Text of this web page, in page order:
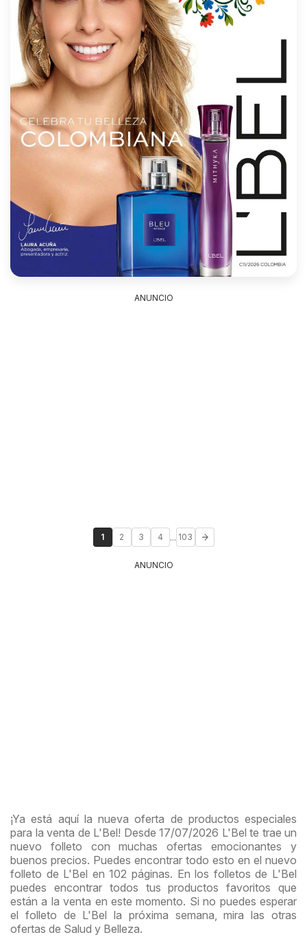
ANUNCIO
1 2 3 4 ... 103
ANUNCIO
¡Ya está aquí la nueva oferta de productos especiales
para la venta de L'Bel! Desde 17/07/2026 L'Bel te trae un
nuevo folleto con muchas ofertas emocionantes y
buenos precios. Puedes encontrar todo esto en el nuevo
folleto de L'Bel en 102 páginas. En los folletos de L'Bel
puedes encontrar todos tus productos favoritos que
están a la venta en este momento. Si no puedes esperar
el folleto de L'Bel la próxima semana, mira las otras
ofertas de Salud y Belleza.